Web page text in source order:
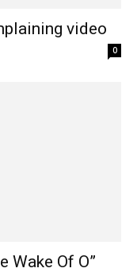
video
0
Wake Of O”